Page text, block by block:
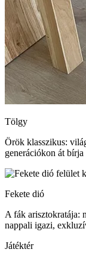
Tölgy
Örök klasszikus:
generációkon át bírja
Fekete dió
A fák arisztokratája:
nappali igazi,
Játéktér